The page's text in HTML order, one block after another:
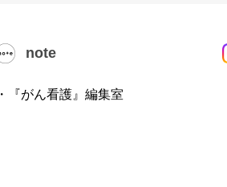
note
・『がん看護』編集室